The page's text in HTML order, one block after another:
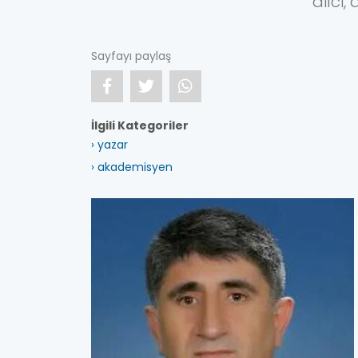
Sayfayı paylaş
İlgili Kategoriler
› yazar
› akademisyen